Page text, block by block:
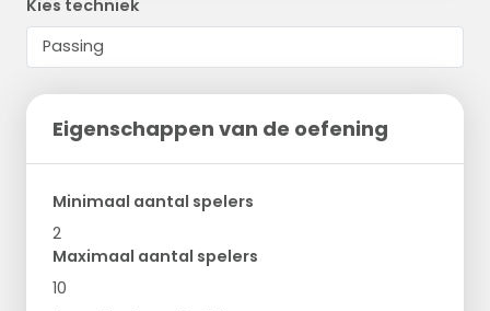
Kies techniek
Eigenschappen van de oefening
Minimaal aantal spelers
2
Maximaal aantal spelers
10